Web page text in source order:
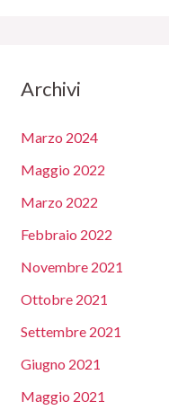
Archivi
Marzo 2024
Maggio 2022
Marzo 2022
Febbraio 2022
Novembre 2021
Ottobre 2021
Settembre 2021
Giugno 2021
Maggio 2021